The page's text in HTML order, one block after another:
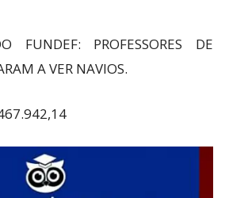
FUNDEF: PROFESSORES DE
A VER NAVIOS.